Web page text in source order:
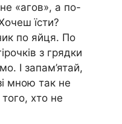
«агов», а по-
їсти?
по яйця. По
з грядки
І запам’ятай,
мною так не
хто не